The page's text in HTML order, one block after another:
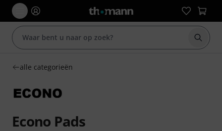
Zoek
alle categorieën
Econo Pads